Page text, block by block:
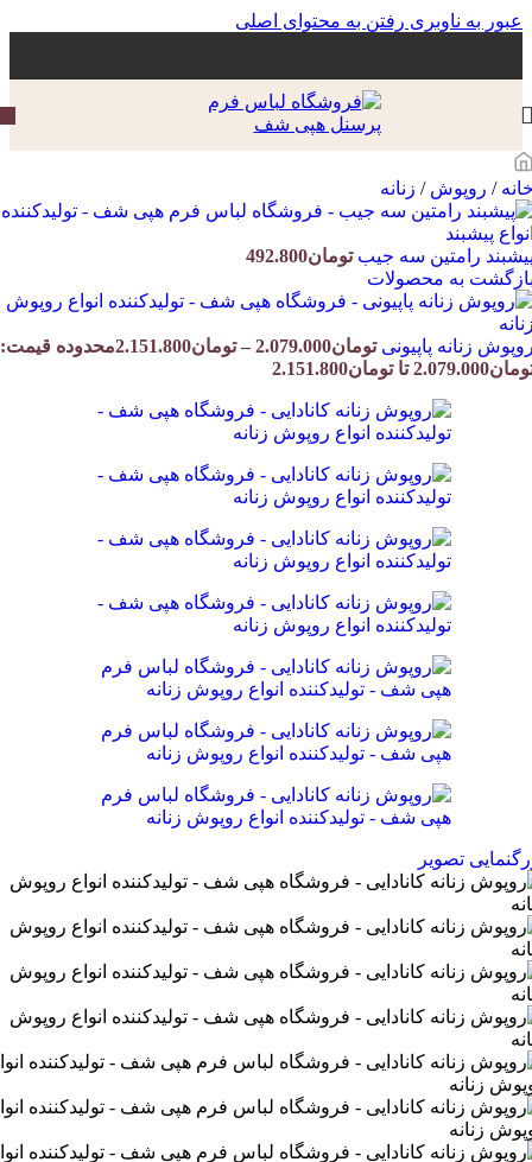
عبور به ناوبری رفتن به محتوای اصلی
/ روپوش/ زنانه
رامتین سه جیبتومان492.800
به محصولات
زنانه پاپیونیتومان2.079.000
– تومان2.151.800محدوده قیمت:
تا تومان2.151.800
تصویر